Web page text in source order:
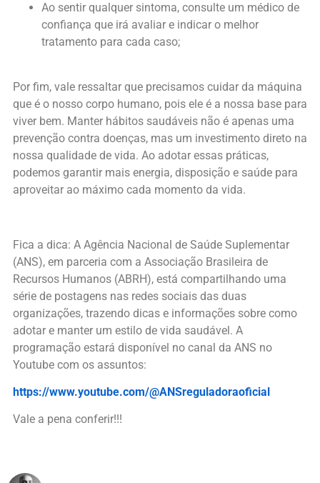
Ao sentir qualquer sintoma, consulte um médico de
confiança que irá avaliar e indicar o melhor
tratamento para cada caso;
Por fim, vale ressaltar que precisamos cuidar da máquina
que é o nosso corpo humano, pois ele é a nossa base para
viver bem. Manter hábitos saudáveis não é apenas uma
prevenção contra doenças, mas um investimento direto na
nossa qualidade de vida. Ao adotar essas práticas,
podemos garantir mais energia, disposição e saúde para
aproveitar ao máximo cada momento da vida.
Fica a dica: A Agência Nacional de Saúde Suplementar
(ANS), em parceria com a Associação Brasileira de
Recursos Humanos (ABRH), está compartilhando uma
série de postagens nas redes sociais das duas
organizações, trazendo dicas e informações sobre como
adotar e manter um estilo de vida saudável. A
programação estará disponível no canal da ANS no
Youtube com os assuntos:
https://www.youtube.com/@ANSreguladoraoficial
Vale a pena conferir!!!